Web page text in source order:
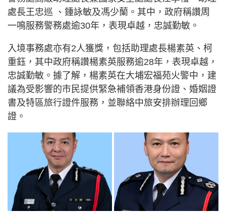
處長王忠巡 、鍾詠敏及馮少蘭。其中，政府稱讚周
一鳴服務警務處逾30年，表現卓越，忠誠勤敏。
入境事務處亦有2人獲獎，包括助理處長楊素英、柯
重鈺，其中政府稱讚楊素英服務逾28年，表現卓越，
忠誠勤敏。據了解，楊素英在大埔宏福苑火警中，建
議為受影響的市民提供緊急補領香港身份證、婚姻證
書及特區旅行證件服務，並聯絡中旅安排辦理回鄉
證。